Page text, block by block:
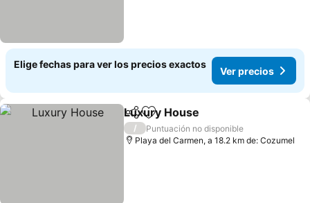
Elige fechas para ver los precios exactos
Ver precios
CompartirAgregar a favoritos
Luxury House
/
Puntuación no disponible
Playa del Carmen, a 18.2 km de: Cozumel